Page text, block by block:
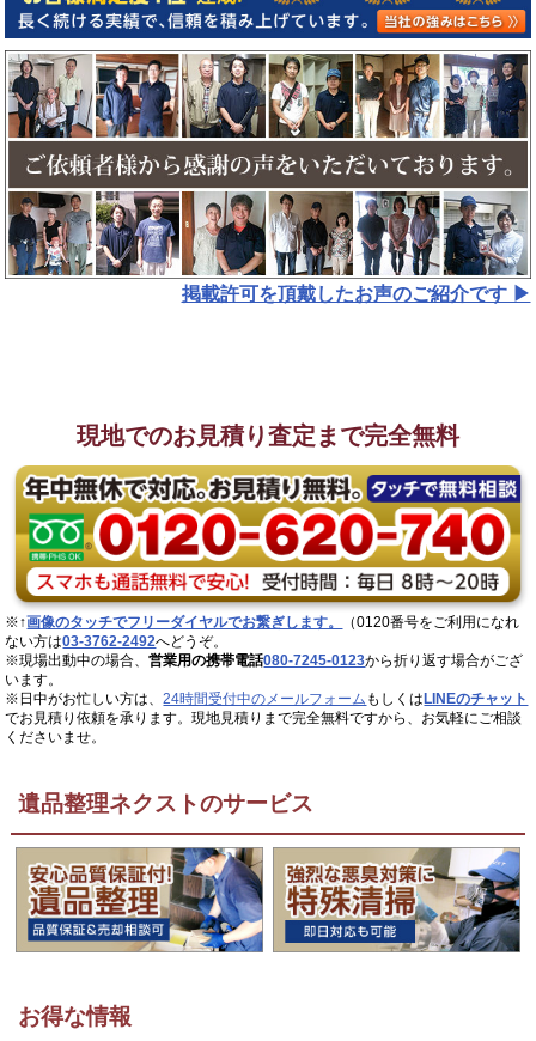
掲載許可を頂戴したお声のご紹介です ▶︎
現地でのお見積り査定まで完全無料
※↑画像のタッチでフリーダイヤルでお繋ぎします。
（0120番号をご利用になれ
ない方は03-3762-2492へどうぞ。
※現場出動中の場合、営業用の携帯電話080-7245-0123から折り返す場合がござ
います。
※日中がお忙しい方は、24時間受付中のメールフォーム もしくはLINEのチャット
でお見積り依頼を承ります。現地見積りまで完全無料ですから、お気軽にご相談
くださいませ。
遺品整理ネクストのサービス
お得な情報